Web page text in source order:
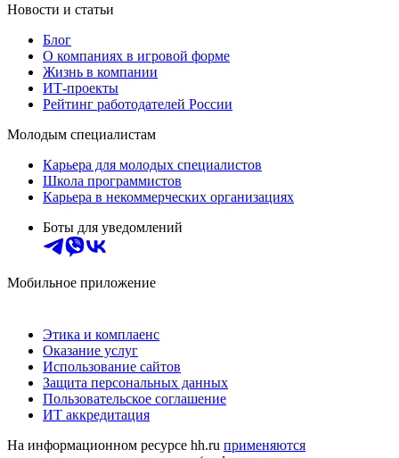
Новости и статьи
Блог
О компаниях в игровой форме
Жизнь в компании
ИТ-проекты
Рейтинг работодателей России
Молодым специалистам
Карьера для молодых специалистов
Школа программистов
Карьера в некоммерческих организациях
Боты для уведомлений
Мобильное приложение
Этика и комплаенс
Оказание услуг
Использование сайтов
Защита персональных данных
Пользовательское соглашение
ИТ аккредитация
На информационном ресурсе hh.ru применяются